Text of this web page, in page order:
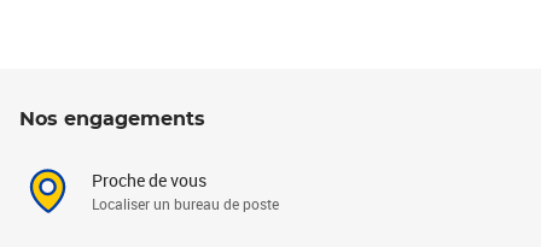
Nos engagements
Proche de vous
Localiser un bureau de poste